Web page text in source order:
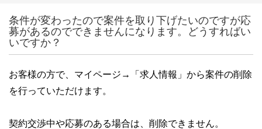
条件が変わったので案件を取り下げたいのですが応
募があるのでできませんになります。どうすればい
いですか？
お客様の方で、マイページ→「求人情報」から案件の削除
を行っていただけます。
契約交渉中や応募のある場合は、削除できません。